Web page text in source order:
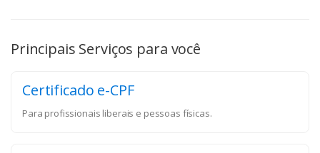
Principais Serviços para você
Certificado e-CPF
Para profissionais liberais e pessoas físicas.